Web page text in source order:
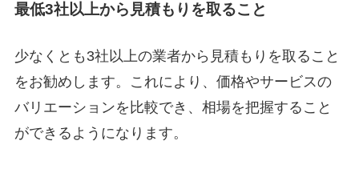
最低3社以上から見積もりを取ること
少なくとも3社以上の業者から見積もりを取ること
をお勧めします。これにより、価格やサービスの
バリエーションを比較でき、相場を把握すること
ができるようになります。